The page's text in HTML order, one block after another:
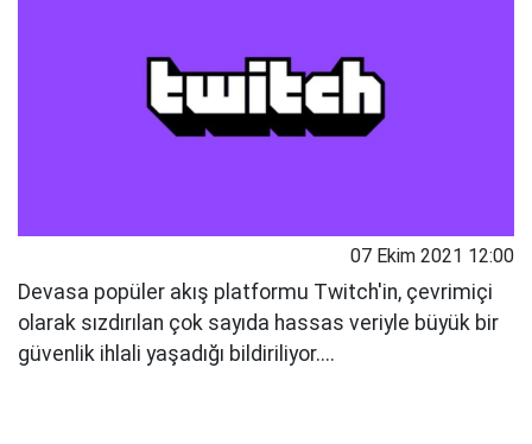
07 Ekim 2021 12:00
Devasa popüler akış platformu Twitch'in, çevrimiçi
olarak sızdırılan çok sayıda hassas veriyle büyük bir
güvenlik ihlali yaşadığı bildiriliyor....